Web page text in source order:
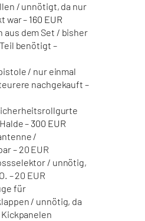
/ unnötigt, da nur
war – 160 EUR
aus dem Set / bisher
benötigt –
/ nur einmal
nachgekauft –
– 300 EUR
/
– 20 EUR
/ unnötig,
– 20 EUR
für
/ unnötig, da